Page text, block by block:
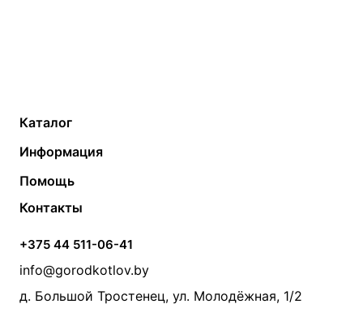
Каталог
Твердотопливные котлы
Электрические котлы
Банные печи
Камины и печи
Теплый пол
Радиаторы
Насосы
Дымоходы
Информация
Контакты
Статьи
Акции
Производители
Помощь
Монтаж систем отопления
Прайс по монтажу систем отопления
Проект систем отопления
Контакты
+375 44 511-06-41
info@gorodkotlov.by
д. Большой Тростенец, ул. Молодёжная, 1/2